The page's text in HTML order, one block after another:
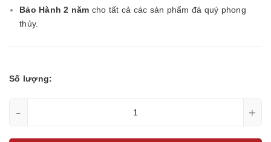
Bảo Hành 2 năm cho tất cả các sản phẩm đá quý phong
thủy.
Số lượng:
- +